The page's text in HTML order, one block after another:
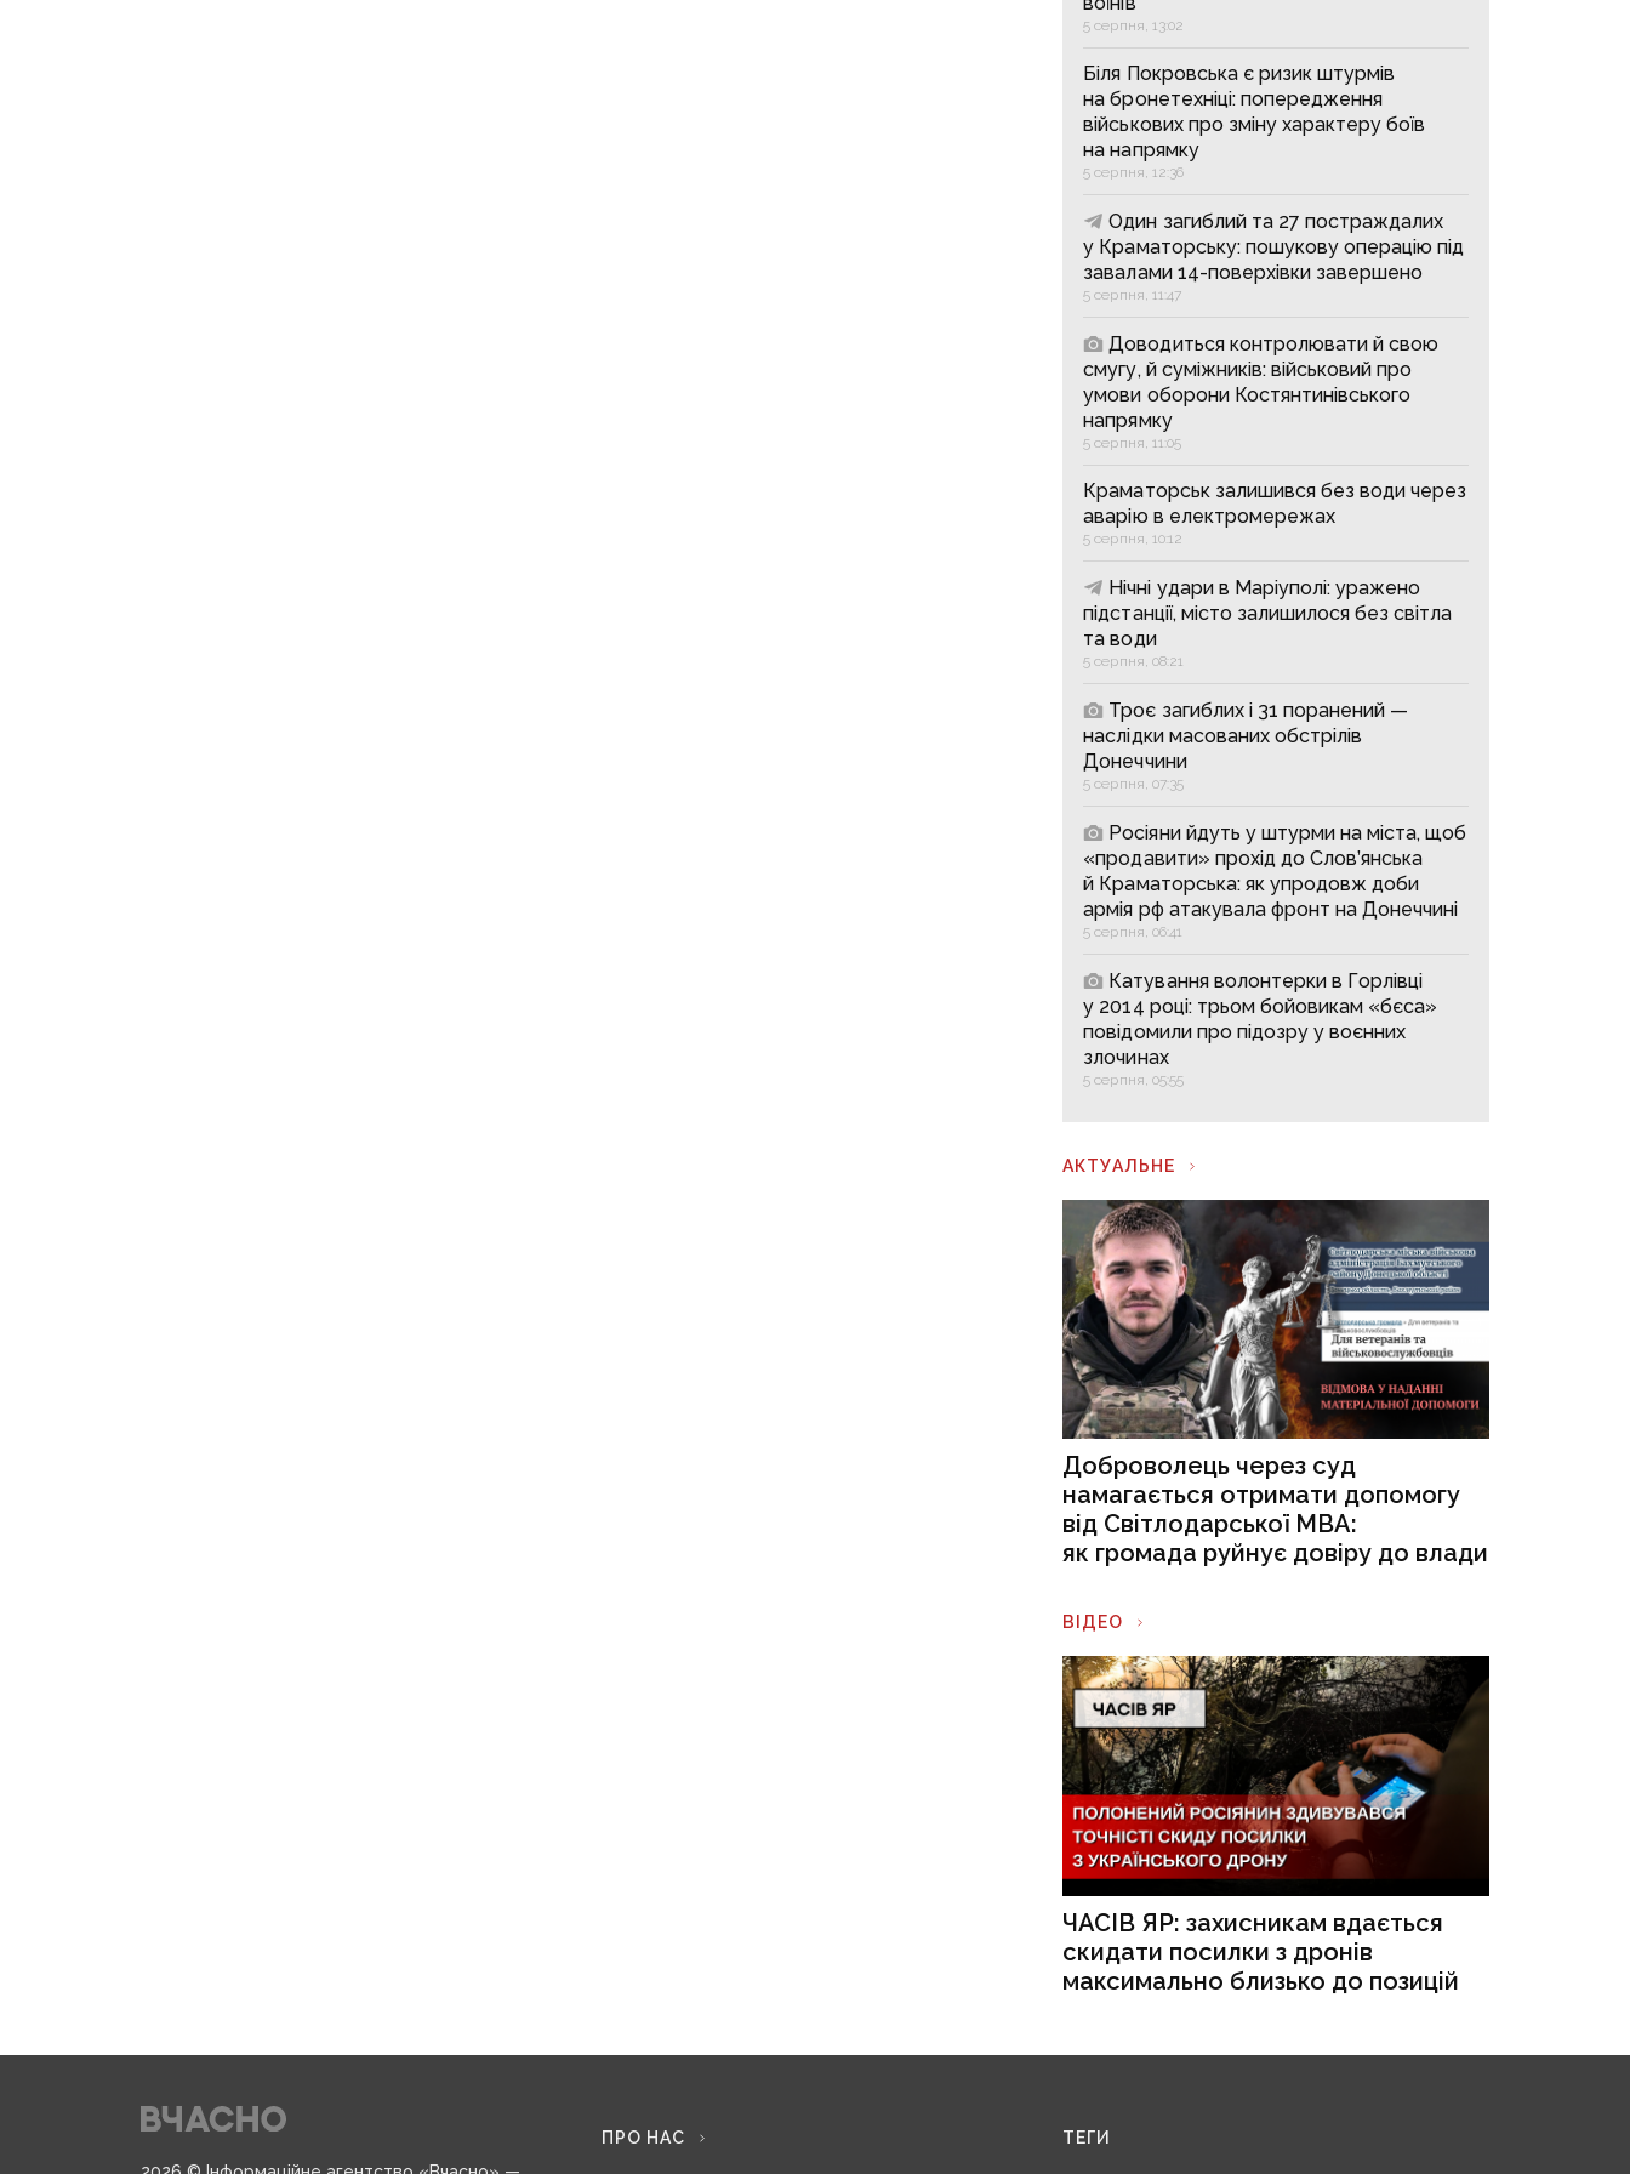
5 серпня, 13:02
Біля Покровська є ризик штурмів
на бронетехніці: попередження
військових про зміну характеру боїв
на напрямку
5 серпня, 12:36
Один загиблий та 27 постраждалих
у Краматорську: пошукову операцію під
завалами 14-поверхівки завершено
5 серпня, 11:47
Доводиться контролювати й свою
смугу, й суміжників: військовий про
умови оборони Костянтинівського
напрямку
5 серпня, 11:05
Краматорськ залишився без води через
аварію в електромережах
5 серпня, 10:12
Нічні удари в Маріуполі: уражено
підстанції, місто залишилося без світла
та води
5 серпня, 08:21
Троє загиблих і 31 поранений —
наслідки масованих обстрілів
Донеччини
5 серпня, 07:35
Росіяни йдуть у штурми на міста, щоб
«продавити» прохід до Слов’янська
й Краматорська: як упродовж доби
армія рф атакувала фронт на Донеччині
5 серпня, 06:41
Катування волонтерки в Горлівці
у 2014 році: трьом бойовикам «бєса»
повідомили про підозру у воєнних
злочинах
5 серпня, 05:55
АКТУАЛЬНЕ
Доброволець через суд
намагається отримати допомогу
від Світлодарської МВА:
як громада руйнує довіру до влади
ВІДЕО
ЧАСІВ ЯР: захисникам вдається
скидати посилки з дронів
максимально близько до позицій
ПРО НАС ТЕГИ